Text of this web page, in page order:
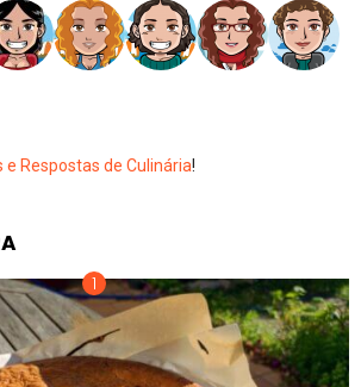
e Respostas de Culinária!